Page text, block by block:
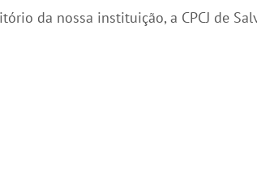
da nossa instituição, a CPCJ de